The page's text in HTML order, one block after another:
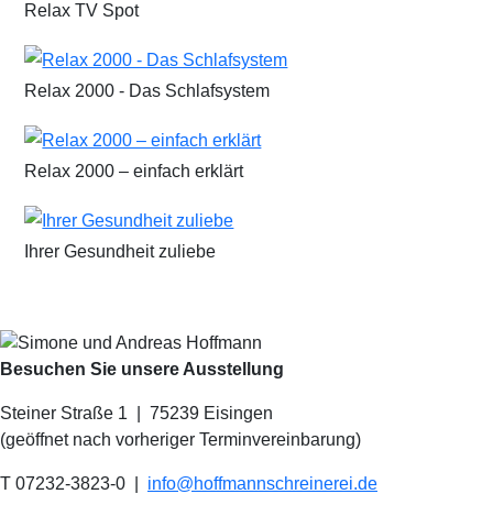
Relax TV Spot
Relax 2000 - Das Schlafsystem
Relax 2000 – einfach erklärt
Ihrer Gesundheit zuliebe
Besuchen Sie unsere Ausstellung
Steiner Straße 1 | 75239 Eisingen
(geöffnet nach vorheriger Terminvereinbarung)
T 07232-3823-0 info@hoffmannschreinerei.de